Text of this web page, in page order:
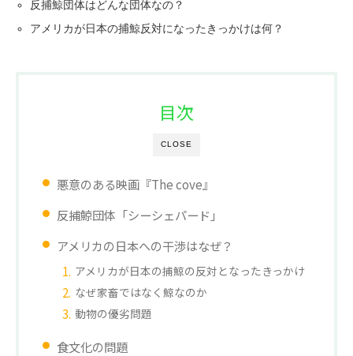
反捕鯨団体はどんな団体なの？
アメリカが日本の捕鯨反対になったきっかけは何？
CLOSE
目次
悪意のある映画『The cove』
反捕鯨団体「シーシェパード」
アメリカの日本への干渉はなぜ？
アメリカが日本の捕鯨の反対となったきっかけ
なぜ家畜ではなく鯨なのか
動物の優劣問題
食文化の問題